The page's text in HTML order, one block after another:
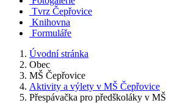
Tvrz Čepřovice
Knihovna
Formuláře
Úvodní stránka
Obec
MŠ Čepřovice
Aktivity a výlety v MŠ Čepřovice
Přespávačka pro předškoláky v MŠ